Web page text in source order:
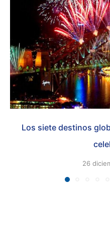
Los siete destinos
26